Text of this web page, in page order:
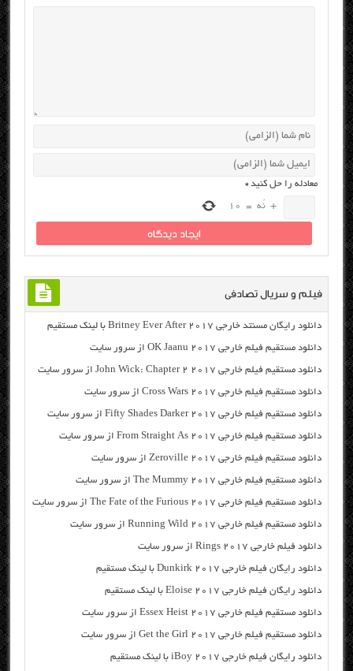
معادله را حل کنید*
+ نُه =
10
فیلم و سریال تصادفی
دانلود رایگان مسنتد خارجی Britney Ever After 2017 با لینک مستقیم
دانلود مستقیم فیلم خارجی OK Jaanu 2017 از سرور سایت
دانلود مستقیم فیلم خارجی John Wick: Chapter 2 2017 از سرور سایت
دانلود مستقیم فیلم خارجی Cross Wars 2017 از سرور سایت
دانلود مستقیم فیلم خارجی Fifty Shades Darker 2017 از سرور سایت
دانلود مستقیم فیلم خارجی From Straight As 2017 از سرور سایت
دانلود مستقیم فیلم خارجی Zeroville 2017 از سرور سایت
دانلود مستقیم فیلم خارجی The Mummy 2017 از سرور سایت
دانلود مستقیم فیلم خارجی The Fate of the Furious 2017 از سرور سایت
دانلود مستقیم فیلم خارجی Running Wild 2017 از سرور سایت
دانلود فیلم خارجی Rings 2017 از سرور سایت
دانلود رایگان فیلم خارجی Dunkirk 2017 با لینک مستقیم
دانلود رایگان فیلم خارجی Eloise 2017 با لینک مستقیم
دانلود مستقیم فیلم خارجی Essex Heist 2017 از سرور سایت
دانلود مستقیم فیلم خارجی Get the Girl 2017 از سرور سایت
دانلود رایگان فیلم خارجی iBoy 2017 با لینک مستقیم